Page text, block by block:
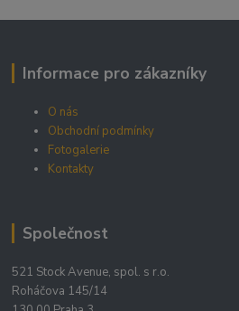
Informace pro zákazníky
O nás
Obchodní podmínky
Fotogalerie
Kontakty
Společnost
521 Stock Avenue, spol. s r.o.
Roháčova 145/14